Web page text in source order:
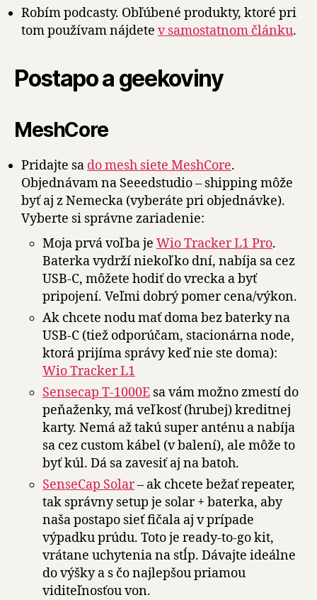
Robím podcasty. Obľúbené produkty, ktoré pri
tom používam nájdete v samostatnom článku.
Postapo a geekoviny
MeshCore
Pridajte sa do mesh siete MeshCore.
Objednávam na Seeedstudio – shipping môže
byť aj z Nemecka (vyberáte pri objednávke).
Vyberte si správne zariadenie:
Moja prvá voľba je Wio Tracker L1 Pro.
Baterka vydrží niekoľko dní, nabíja sa cez
USB-C, môžete hodiť do vrecka a byť
pripojení. Veľmi dobrý pomer cena/výkon.
Ak chcete nodu mať doma bez baterky na
USB-C (tiež odporúčam, stacionárna node,
ktorá prijíma správy keď nie ste doma):
Wio Tracker L1
Sensecap T-1000E sa vám možno zmestí do
peňaženky, má veľkosť (hrubej) kreditnej
karty. Nemá až takú super anténu a nabíja
sa cez custom kábel (v balení), ale môže to
byť kúl. Dá sa zavesiť aj na batoh.
SenseCap Solar– ak chcete bežať repeater,
tak správny setup je solar + baterka, aby
naša postapo sieť fičala aj v prípade
výpadku prúdu. Toto je ready-to-go kit,
vrátane uchytenia na stĺp. Dávajte ideálne
do výšky a s čo najlepšou priamou
viditeľnosťou von.